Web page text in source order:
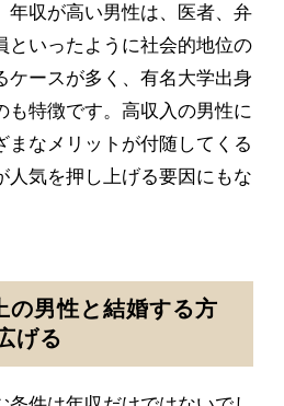
年収が高い男性は、医者、弁
といったように社会的地位の
ケースが多く、有名大学出身
も特徴です。高収入の男性に
まなメリットが付随してくる
人気を押し上げる要因にもな
の男性と結婚する方
げる